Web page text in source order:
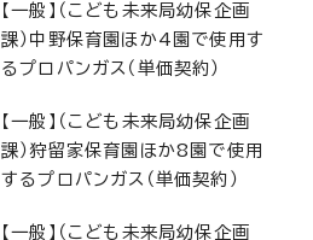
【一般】（こども未来局幼保企画
課）中野保育園ほか4園で使用す
るプロパンガス（単価契約）
【一般】（こども未来局幼保企画
課）狩留家保育園ほか8園で使用
するプロパンガス（単価契約）
【一般】（こども未来局幼保企画